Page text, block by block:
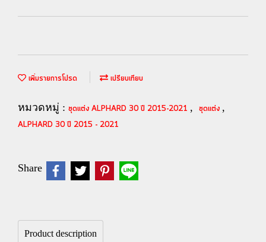
เพิ่มรายการโปรด เปรียบเทียบ
หมวดหมู่ : ชุดแต่ง ALPHARD 30 ปี 2015-2021 , ชุดแต่ง ,
ALPHARD 30 ปี 2015 - 2021
Share
Product description